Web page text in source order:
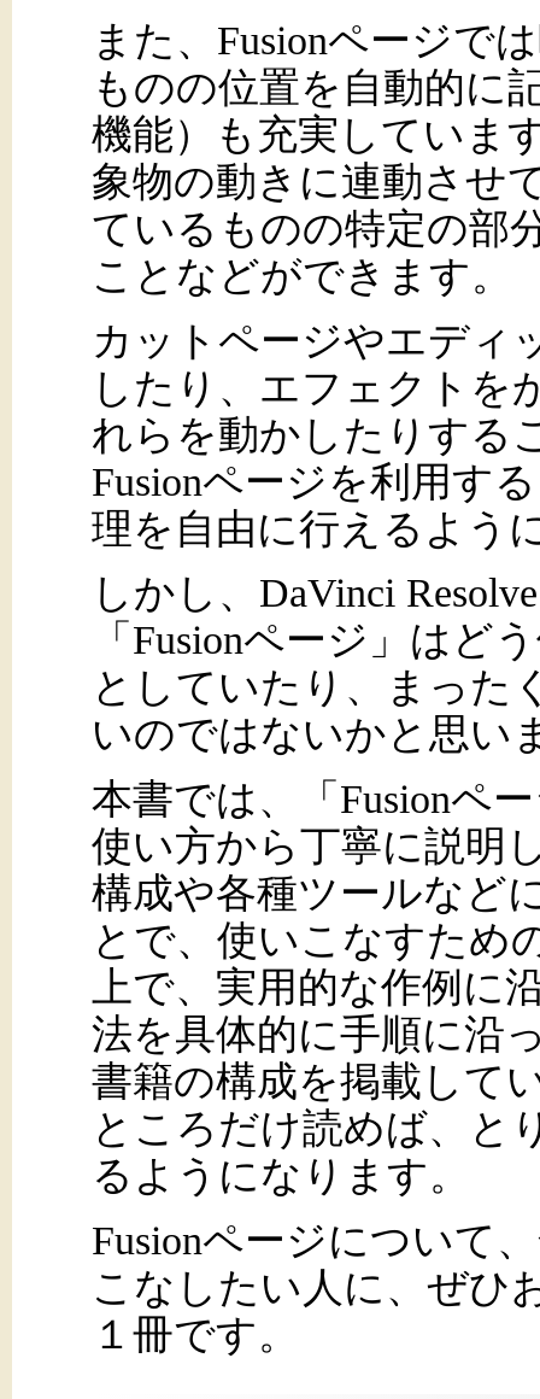
また、Fusionページで
ものの位置を自動的に
機能）も充実していま
象物の動きに連動させ
ているものの特定の部
ことなどができます。
カットページやエディ
したり、エフェクトを
れらを動かしたりする
Fusionページを利用す
理を自由に行えるよう
しかし、DaVinci
「Fusionページ」はど
としていたり、まった
いのではないかと思い
本書では、「Fusionペ
使い方から丁寧に説明
構成や各種ツールなど
とで、使いこなすため
上で、実用的な作例に
法を具体的に手順に沿
書籍の構成を掲載して
ところだけ読めば、と
るようになります。
Fusionページについて
こなしたい人に、ぜひ
１冊です。